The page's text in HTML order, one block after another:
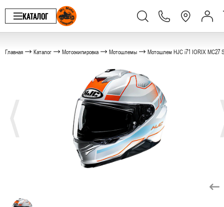
КАТАЛОГ
Главная Каталог Мотоэкипировка Мотошлемы Мотошлем HJC i71 IORIX MC27